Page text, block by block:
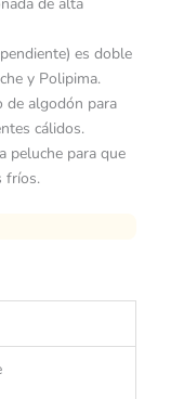
es doble
y Polipima.
de algodón para
cálidos.
peluche para que
fríos.